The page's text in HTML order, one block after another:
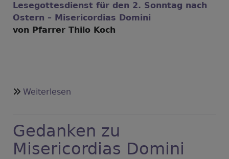
Lesegottesdienst für den 2. Sonntag nach
Ostern – Misericordias Domini
von Pfarrer Thilo Koch
Weiterlesen
Sonntag
26.04.2020
Gedanken zu
Misericordias Domini